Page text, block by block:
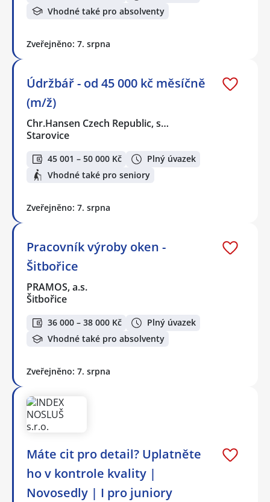
Vhodné také pro absolventy
Zveřejněno: 7. srpna
Údržbář - od 45 000 kč měsíčně
(m/ž)
Chr.Hansen Czech Republic, s…
Starovice
45 001 – 50 000 Kč
Plný úvazek
Vhodné také pro seniory
Zveřejněno: 7. srpna
Pracovník výroby oken -
Šitbořice
PRAMOS, a.s.
Šitbořice
36 000 – 38 000 Kč
Plný úvazek
Vhodné také pro absolventy
Zveřejněno: 7. srpna
Máte cit pro detail? Uplatněte
ho v kontrole kvality |
Novosedly | I pro juniory